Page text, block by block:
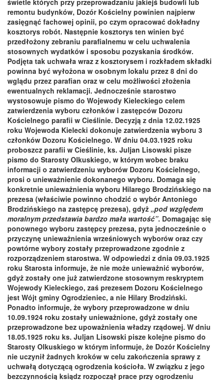
świetle których przy przeprowadzaniu jakiejś budowli lub
remontu budynków, Dozór Kościelny powinien najpierw
zasięgnąć fachowej opinii, po czym opracować dokładny
kosztorys robót. Następnie kosztorys ten winien być
przedłożony zebraniu parafialnemu w celu uchwalenia
stosownych wydatków i sposobu pozyskania środków.
Podjęta tak uchwała wraz z kosztorysem i rozkładem składki
powinna być wyłożona w osobnym lokalu przez 8 dni do
wglądu przez parafian oraz w celu możliwości złożenia
ewentualnych reklamacji. Jednocześnie starostwo
wystosowuje pismo do Wojewody Kieleckiego celem
zatwierdzenia wyboru członków i zastępców Dozoru
Kościelnego parafii w Cieślinie. Decyzją z dnia 12.02.1925
roku Wojewoda Kielecki dokonuje zatwierdzenia wyboru 3
członków Dozoru Kościelnego. W dniu 04.03.1925 roku
proboszcz parafii w Cieślinie, ks. Juljan Lisowski pisze
pismo do Starosty Olkuskiego, w którym wobec braku
informacji o zatwierdzeniu wyborów Dozoru Kościelnego,
prosi o unieważnienie dokonanego wyboru. Domaga się
konkretnie unieważnienia wyboru Hilarego Brodzińskiego na
prezesa (właściwie powinno chodzić o wybór Antoniego
Brodzińskiego na zastępcę prezesa), gdyż „pod względem
moralnym przedstawia bardzo mała wartość”. Domagając się
ponownego wyboru zastępcy prezesa, pyta jednocześnie o
przyczynę unieważnienia wrześniowych wyborów oraz czy
powtórne wybory zostały przeprowadzone zgodnie z
rozporządzeniem starostwa. W odpowiedzi z dnia 09.03.1925
roku Starosta informuje, że nie może unieważnić wyborów,
gdyż zostały one już zatwierdzone stosownym reskryptem
Wojewody Kieleckiego, zaś prezesem Dozoru Kościelnego
jest Wójt gminy Ogrodzieniec, a nie Hilary Brodziński.
Ponadto informuje, że wybory przeprowadzone w dniu
10.09.1924 roku zostały unieważnione, gdyż zostały one
przeprowadzone bez upoważnienia władzy rządowej. W dniu
18.05.1925 roku ks. Juljan Lisowski pisze kolejne pismo do
Starosty Olkuskiego w którym informuje, że Dozór Kościelny
nie uczynił żadnych kroków w celu zakończenia sprawy z
uchwałą dotyczącą ogrodzenia kościoła. W związku z jego
bezczynnością ksiądz rozpoczął prace przy ogrodzeniu